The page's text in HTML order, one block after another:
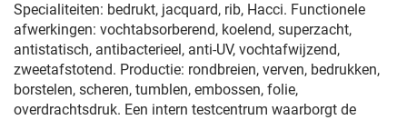
Specialiteiten: bedrukt, jacquard, rib, Hacci. Functionele
afwerkingen: vochtabsorberend, koelend, superzacht,
antistatisch, antibacterieel, anti-UV, vochtafwijzend,
zweetafstotend. Productie: rondbreien, verven, bedrukken,
borstelen, scheren, tumblen, embossen, folie,
overdrachtsdruk. Een intern testcentrum waarborgt de